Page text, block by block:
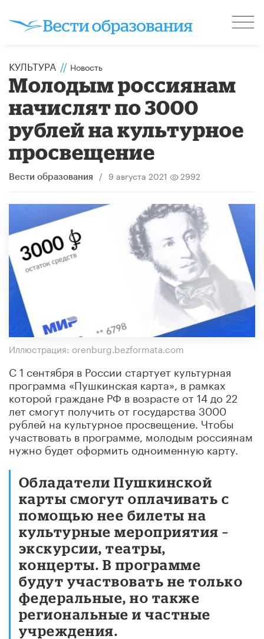
КУЛЬТУРА // Новость
Молодым россиянам
начислят по 3000
рублей на культурное
просвещение
Вести образования / 9 августа 2021 2992
Иллюстрация: orenburg.bezformata.com
С 1 сентября в России стартует культурная
программа «Пушкинская карта», в рамках
которой граждане РФ в возрасте от 14 до 22
лет смогут получить от государства 3000
рублей на культурное просвещение. Чтобы
участвовать в программе, молодым россиянам
нужно будет оформить одноименную карту.
Обладатели Пушкинской
карты смогут оплачивать с
помощью нее билеты на
культурные мероприятия –
экскурсии, театры,
концерты. В программе
будут участвовать не только
федеральные, но также
региональные и частные
учреждения.